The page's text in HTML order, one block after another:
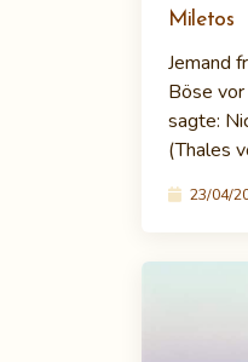
Miletos
Jemand
Böse
sagte:
(Thales
23/04/